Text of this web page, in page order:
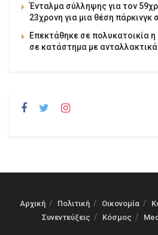
Ένταλμα σύλληψης για τον
23χρονη για μια θέση πάρκινγκ
Επεκτάθηκε σε πολυκατοικία
σε κατάστημα με ανταλλακτικά
Αρχική Πολιτική Οικονομία
Συνεντεύξεις
Κόσμος